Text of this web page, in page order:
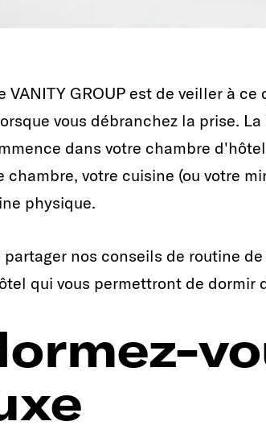
VANITY GROUP est de veiller à
vous débranchez la prise.
dans votre chambre
chambre, votre cuisine (ou votre
physique.
partager nos conseils de routine
qui vous permettront de dormir